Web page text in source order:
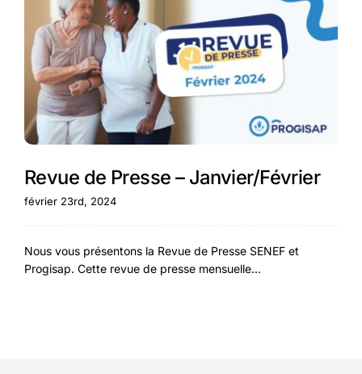
Revue de Presse – Janvier/Février
février 23rd, 2024
Nous vous présentons la Revue de Presse SENEF et
Progisap. Cette revue de presse mensuelle...